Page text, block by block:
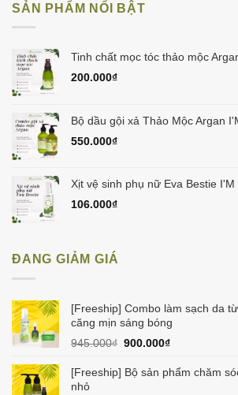
SẢN PHẨM NỔI BẬT
Tinh chất mọc tóc thảo mộc
200.000₫
Bộ dầu gội xả Thảo Mộc Argan
550.000₫
Xịt vệ sinh phụ nữ Eva Bestie I'M
106.000₫
ĐANG GIẢM GIÁ
[Freeship] Combo làm sạch da
căng mịn sáng bóng
945.000₫ Giá
là:
900.000₫Giá
tại
[Freeship] Bộ sản phẩm chăm
nhỏ